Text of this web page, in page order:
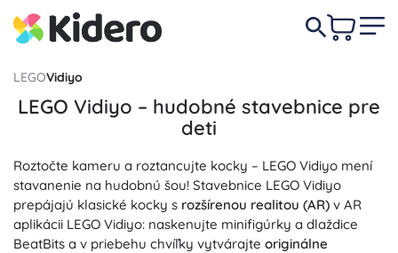
LEGOVidiyo
LEGO Vidiyo – hudobné stavebnice pre
deti
Roztočte kameru a roztancujte kocky – LEGO Vidiyo mení
stavanenie na hudobnú šou! Stavebnice LEGO Vidiyo
prepájajú klasické kocky s rozšírenou realitou (AR) v AR
aplikácii LEGO Vidiyo: naskenujte minifigúrky a dlaždice
BeatBits a v priebehu chvíľky vytvárajte originálne